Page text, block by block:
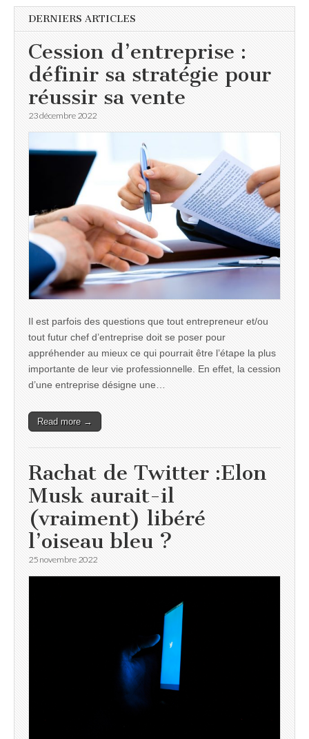
DERNIERS ARTICLES
Cession d’entreprise :
définir sa stratégie pour
réussir sa vente
23 décembre 2022
Il est parfois des questions que tout entrepreneur et/ou
tout futur chef d’entreprise doit se poser pour
appréhender au mieux ce qui pourrait être l’étape la plus
importante de leur vie professionnelle. En effet, la cession
d’une entreprise désigne une…
Read more →
Rachat de Twitter :Elon
Musk aurait-il
(vraiment) libéré
l’oiseau bleu ?
25 novembre 2022